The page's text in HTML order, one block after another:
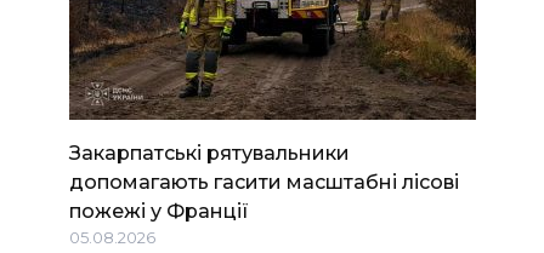
Закарпатські рятувальники
допомагають гасити масштабні лісові
пожежі у Франції
05.08.2026